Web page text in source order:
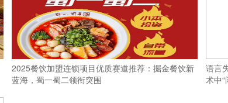
2025餐饮加盟连锁项目优质赛道推荐：掘金餐饮新
蓝海，蜀一蜀二领衔突围
语言
术中